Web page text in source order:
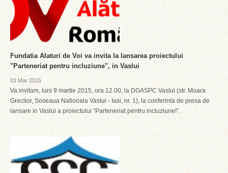
Fundatia Alaturi de Voi va invita la lansarea proiectului
"Parteneriat pentru incluziune", in Vaslui
03 Mar 2015
Va invitam, luni 9 martie 2015, ora 12.00, la DGASPC Vaslui (str. Moara
Grecilor, Soseaua Nationala Vaslui - Iasi, nr. 1), la conferinta de presa de
lansare in Vaslui a proiectului ”Parteneriat pentru incluziune!”.